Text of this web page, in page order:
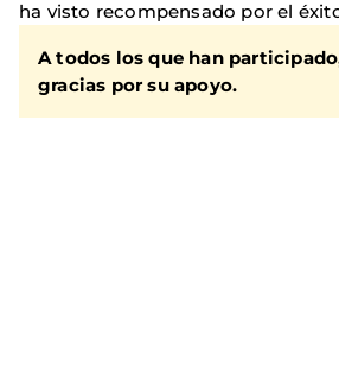
ha visto recompensado por el
A todos los que han
gracias por su apoyo.